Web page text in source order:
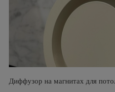
Диффузор на магнитах для